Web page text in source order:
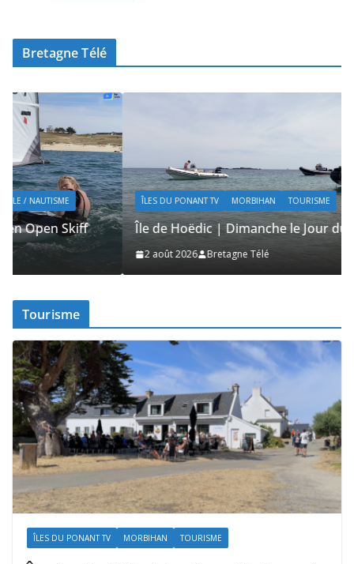
Bretagne Télé
ÎLES DU PONANT TV MORBIHAN TOURISME
Île de Hoëdic | Dimanche le Jour du Zodiac
2 août 2026 Bretagne Télé
Tourisme
ÎLES DU PONANT TV MORBIHAN TOURISME